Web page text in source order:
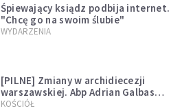
Śpiewający ksiądz podbija internet.
"Chcę go na swoim ślubie"
WYDARZENIA
[PILNE] Zmiany w archidiecezji
warszawskiej. Abp Adrian Galbas
wręczył dekrety nowym proboszczom
KOŚCIÓŁ